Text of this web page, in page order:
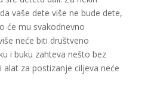
vaše dete više ne bude dete,
će mu svakodnevno
neće biti društveno
i buku zahteva nešto bez
alat za postizanje ciljeva neće